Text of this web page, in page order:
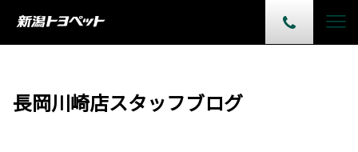
長岡川崎店スタッフブログ